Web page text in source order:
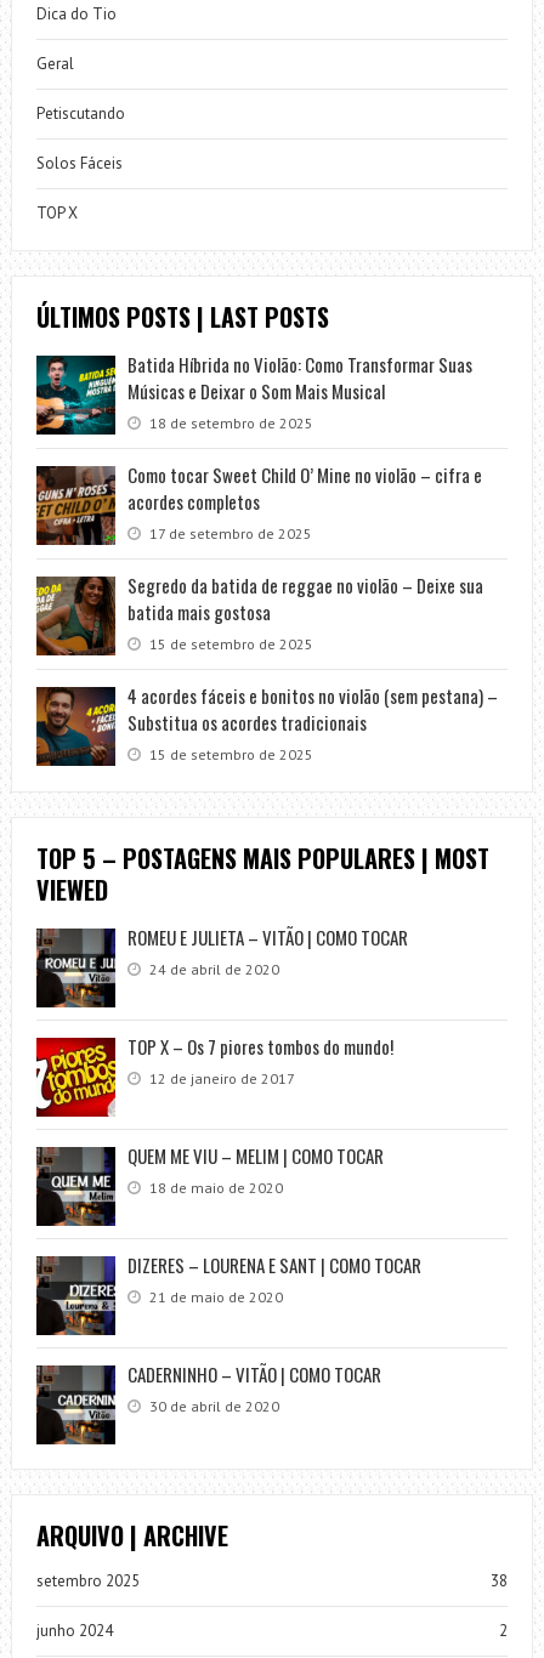
Dica do Tio
Geral
Petiscutando
Solos Fáceis
TOP X
ÚLTIMOS POSTS | LAST POSTS
Batida Híbrida no Violão: Como Transformar Suas
Músicas e Deixar o Som Mais Musical
18 de setembro de 2025
Como tocar Sweet Child O’ Mine no violão – cifra e
acordes completos
17 de setembro de 2025
Segredo da batida de reggae no violão – Deixe sua
batida mais gostosa
15 de setembro de 2025
4 acordes fáceis e bonitos no violão (sem pestana) –
Substitua os acordes tradicionais
15 de setembro de 2025
TOP 5 – POSTAGENS MAIS POPULARES | MOST
VIEWED
ROMEU E JULIETA – VITÃO | COMO TOCAR
24 de abril de 2020
TOP X – Os 7 piores tombos do mundo!
12 de janeiro de 2017
QUEM ME VIU – MELIM | COMO TOCAR
18 de maio de 2020
DIZERES – LOURENA E SANT | COMO TOCAR
21 de maio de 2020
CADERNINHO – VITÃO | COMO TOCAR
30 de abril de 2020
ARQUIVO | ARCHIVE
setembro 2025 38
junho 2024 2